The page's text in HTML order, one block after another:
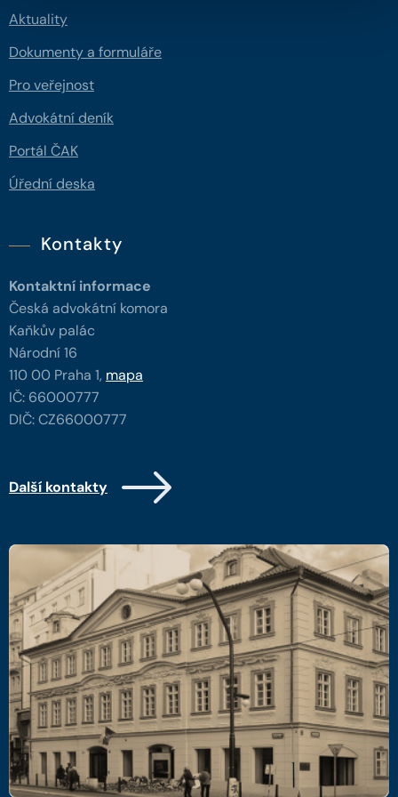
Aktuality
Dokumenty a formuláře
Pro veřejnost
Advokátní deník
Portál ČAK
Úřední deska
Kontakty
Kontaktní informace
Česká advokátní komora
Kaňkův palác
Národní 16
110 00 Praha 1, mapa
IČ: 66000777
DIČ: CZ66000777
Další kontakty